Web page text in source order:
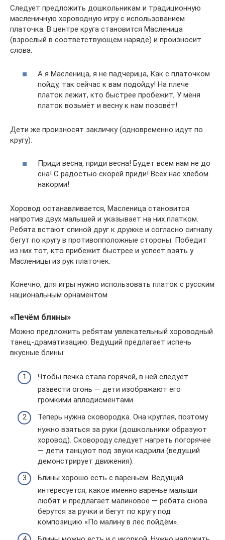
Следует предложить дошкольникам и традиционную
масленичную хороводную игру с использованием
платочка. В центре круга становится Масленица
(взрослый в соответствующем наряде) и произносит
слова:
А я Масленица, я не падчерица, Как с платочком
пойду, так сейчас к вам подойду! На плече
платок лежит, кто быстрее пробежит, У меня
платок возьмёт и весну к нам позовёт!
Дети же произносят закличку (одновременно идут по
кругу):
Приди весна, приди весна! Будет всем нам не до
сна! С радостью скорей приди! Всех нас хлебом
накорми!
Хоровод останавливается, Масленица становится
напротив двух малышей и указывает на них платком.
Ребята встают спиной друг к дружке и согласно сигналу
бегут по кругу в противопположные стороны. Победит
из них тот, кто прибежит быстрее и успеет взять у
Масленицы из рук платочек.
Конечно, для игры нужно использовать платок с русским
национальным орнаментом
«Печём блины»
Можно предложить ребятам увлекательный хороводный
танец-драматизацию. Ведущий предлагает испечь
вкусные блины:
Чтобы печка стала горячей, в ней следует
развести огонь — дети изображают его
громкими аплодисментами.
Теперь нужна сковородка. Она круглая, поэтому
нужно взяться за руки (дошкольники образуют
хоровод). Сковороду следует нагреть погорячее
— дети танцуют под звуки кадрили (ведущий
демонстрирует движения).
Блины хорошо есть с вареньем. Ведущий
интересуется, какое именно варенье малыши
любят и предлагает малиновое — ребята снова
берутся за ручки и бегут по кругу под
композицию «По малину в лес пойдём».